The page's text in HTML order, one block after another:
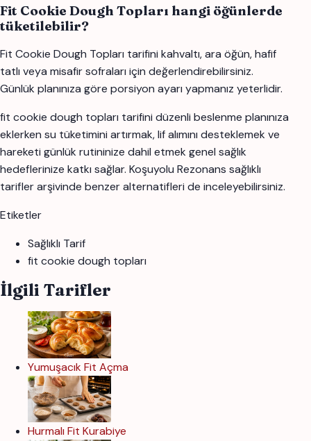
Fit Cookie Dough Topları hangi öğünlerde
tüketilebilir?
Fit Cookie Dough Topları tarifini kahvaltı, ara öğün, hafif
tatlı veya misafir sofraları için değerlendirebilirsiniz.
Günlük planınıza göre porsiyon ayarı yapmanız yeterlidir.
fit cookie dough topları tarifini düzenli beslenme planınıza
eklerken su tüketimini artırmak, lif alımını desteklemek ve
hareketi günlük rutininize dahil etmek genel sağlık
hedeflerinize katkı sağlar. Koşuyolu Rezonans sağlıklı
tarifler arşivinde benzer alternatifleri de inceleyebilirsiniz.
Etiketler
Sağlıklı Tarif
fit cookie dough topları
İlgili Tarifler
Yumuşacık Fit Açma
Hurmalı Fit Kurabiye